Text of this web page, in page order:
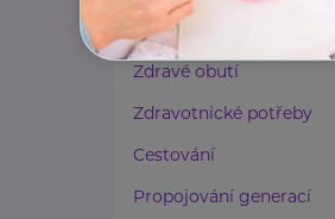
Zdravé spaní a sezení
Zdravé obutí
Zdravotnické potřeby
Cestování
Propojování generací